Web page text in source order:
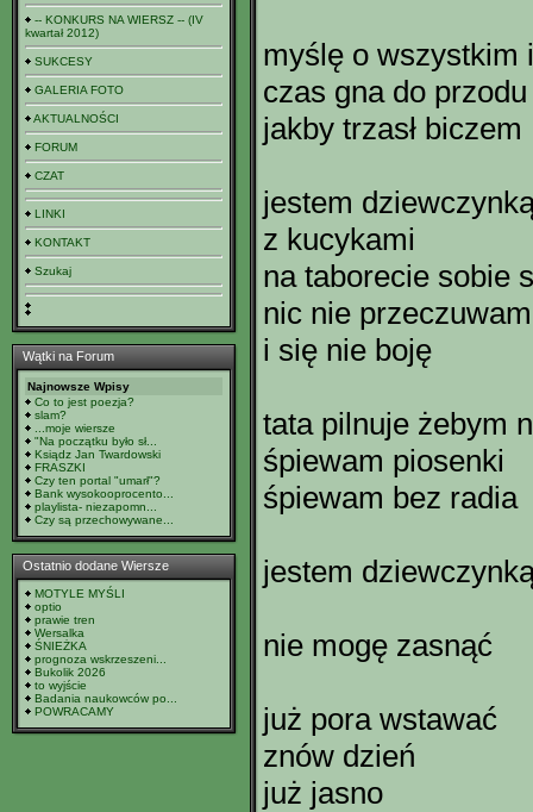
-- KONKURS NA WIERSZ -- (IV
kwartał 2012)
SUKCESY
GALERIA FOTO
AKTUALNOŚCI
FORUM
CZAT
LINKI
KONTAKT
Szukaj
Wątki na Forum
Najnowsze Wpisy
Co to jest poezja?
slam?
...moje wiersze
"Na początku było sł...
Ksiądz Jan Twardowski
FRASZKI
Czy ten portal "umarł"?
Bank wysokooprocento...
playlista- niezapomn...
Czy są przechowywane...
Ostatnio dodane Wiersze
MOTYLE MYŚLI
optio
prawie tren
Wersalka
ŚNIEŻKA
prognoza wskrzeszeni...
Bukolik 2026
to wyjście
Badania naukowców po...
POWRACAMY
myślę o wszystkim
czas gna do przodu
jakby trzasł biczem
jestem
z kucykami
na taborecie sobie
nic nie przeczuwam
i się nie boję
tata pilnuje żebym
śpiewam piosenki
śpiewam bez radia
jestem
nie mogę zasnąć
już pora wstawać
znów dzień
już jasno